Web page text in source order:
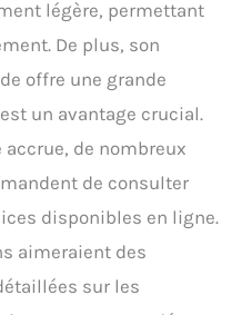
légère, permettant
De plus, son
offre une grande
un avantage crucial.
de nombreux
de consulter
disponibles en ligne.
aimeraient des
sur les